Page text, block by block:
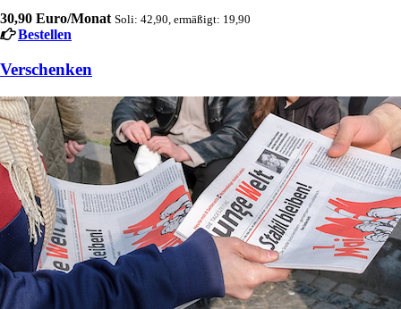
30,90 Euro/Monat Soli: 42,90, ermäßigt: 19,90
Bestellen
Verschenken